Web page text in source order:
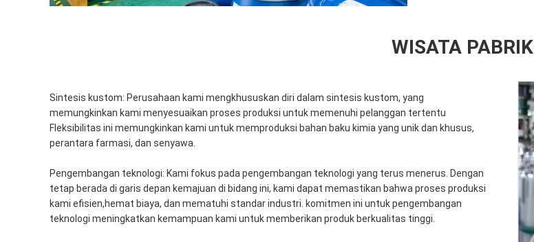
WISATA PABRIK
Sintesis kustom: Perusahaan kami mengkhususkan diri dalam sintesis kustom, yang
memungkinkan kami menyesuaikan proses produksi untuk memenuhi pelanggan tertentu
Fleksibilitas ini memungkinkan kami untuk memproduksi bahan baku kimia yang unik dan khusus,
perantara farmasi, dan senyawa.
Pengembangan teknologi: Kami fokus pada pengembangan teknologi yang terus menerus. Dengan
tetap berada di garis depan kemajuan di bidang ini, kami dapat memastikan bahwa proses produksi
kami efisien,hemat biaya, dan mematuhi standar industri. komitmen ini untuk pengembangan
teknologi meningkatkan kemampuan kami untuk memberikan produk berkualitas tinggi.